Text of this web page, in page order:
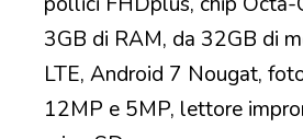
3GB di RAM, da 32GB di
LTE, Android 7 Nougat,
12MP e 5MP, lettore